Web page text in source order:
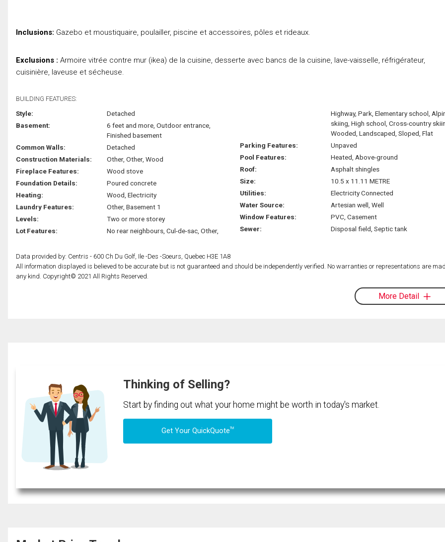
Inclusions: Gazebo et moustiquaire, poulailler, piscine et accessoires, pôles et rideaux.
Exclusions : Armoire vitrée contre mur (ikea) de la cuisine, desserte avec bancs de la cuisine, lave-vaisselle, réfrigérateur,
cuisinière, laveuse et sécheuse.
BUILDING FEATURES:
Style:
Detached
Basement:
6 feet and more, Outdoor entrance,
Finished basement
Common Walls:
Detached
Construction Materials:
Other, Other, Wood
Fireplace Features:
Wood stove
Foundation Details:
Poured concrete
Heating:
Wood, Electricity
Laundry Features:
Other, Basement 1
Levels:
Two or more storey
Lot Features:
No rear neighbours, Cul-de-sac, Other,
Highway, Park, Elementary school,
skiing, High school, Cross-country
Wooded, Landscaped, Sloped, Flat
Parking Features:
Unpaved
Pool Features:
Heated, Above-ground
Roof:
Asphalt shingles
Size:
10.5 x 11.11 METRE
Utilities:
Electricity Connected
Water Source:
Artesian well, Well
Window Features:
PVC, Casement
Sewer:
Disposal field, Septic tank
Data provided by: Centris - 600 Ch Du Golf, Ile -Des -Soeurs, Quebec H3E 1A8
All information displayed is believed to be accurate but is not guaranteed and should be independently verified. No warranties or representations are
any kind. Copyright© 2021 All Rights Reserved.
More Detail
Thinking of Selling?
Start by finding out what your home might be worth in today's market.
Get Your QuickQuoteTM